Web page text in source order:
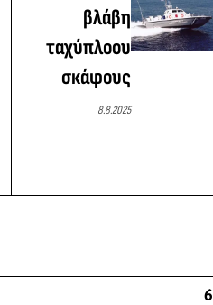
βλάβη
ταχύπλοου
σκάφους
8.8.2025
6